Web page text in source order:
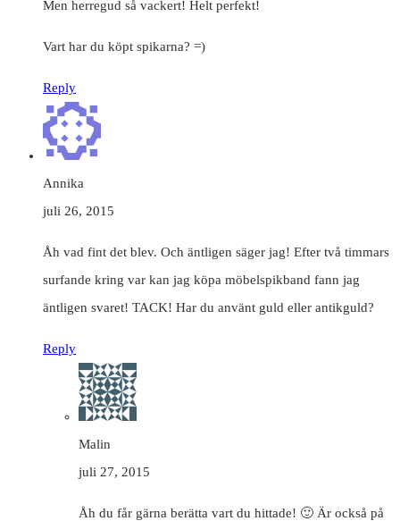
Men herregud så vackert! Helt perfekt!
Vart har du köpt spikarna? =)
Reply
Annika
juli 26, 2015
Åh vad fint det blev. Och äntligen säger jag! Efter två timmars
surfande kring var kan jag köpa möbelspikband fann jag
äntligen svaret! TACK! Har du använt guld eller antikguld?
Reply
Malin
juli 27, 2015
Åh du får gärna berätta vart du hittade! 🙂 Är också på